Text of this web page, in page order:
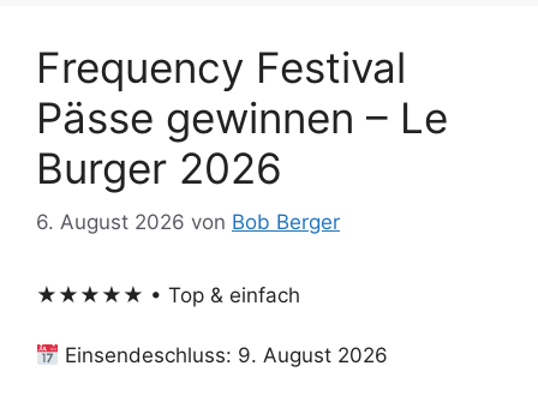
Frequency Festival
Pässe gewinnen – Le
Burger 2026
6. August 2026 von Bob Berger
★★★★★ • Top & einfach
Einsendeschluss: 9. August 2026